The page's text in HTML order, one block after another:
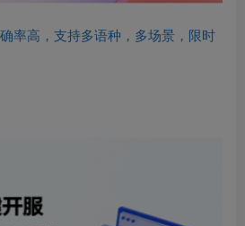
率高，支持多语种，多场景，限时